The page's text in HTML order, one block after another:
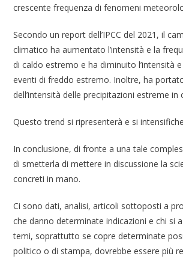
crescente frequenza di fenomeni
Secondo un report dell’IPCC del 2021, il
climatico ha aumentato l’intensità e la
di caldo estremo e ha diminuito l’intensità
eventi di freddo estremo. Inoltre, ha
dell’intensità delle precipitazioni estreme in
Questo trend si ripresenterà e si
In conclusione, di fronte a una tale
di smetterla di mettere in discussione la
concreti in mano.
Ci sono dati, analisi, articoli sottoposti a
che danno determinate indicazioni e chi si
temi, soprattutto se copre determinate
politico o di stampa, dovrebbe essere più